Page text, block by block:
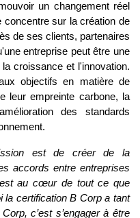
un changement réel
concentre sur la création de
de ses clients, partenaires
entreprise peut être une
croissance et l'innovation.
leur empreinte carbone, la
des standards
est de créer de la
accords entre entreprises
au cœur de tout ce que
la certification B Corp a tant
c’est s’engager à être